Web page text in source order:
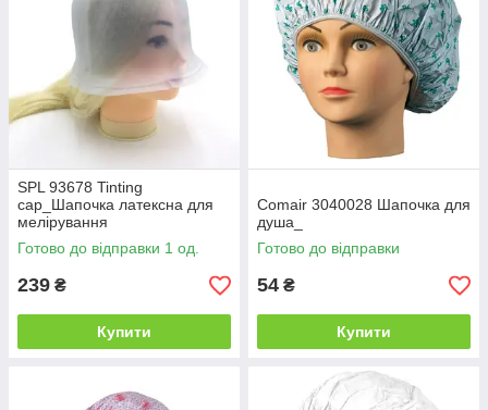
SPL 93678 Tinting
cap_Шапочка латексна для
мелірування
Готово до відправки 1 од.
239 ₴
Купити
Comair 3040028 Шапочка для
душа_
Готово до відправки
54 ₴
Купити